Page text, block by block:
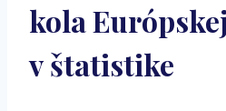
kola
v štatistike